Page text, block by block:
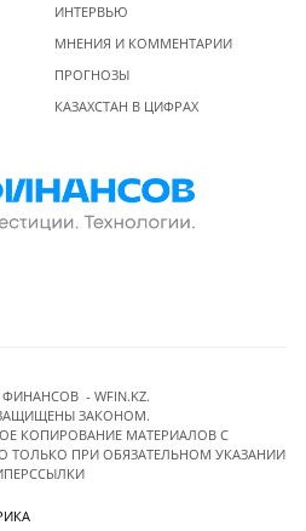
ИНТЕРВЬЮ
МНЕНИЯ И КОММЕНТАРИИ
ПРОГНОЗЫ
КАЗАХСТАН В ЦИФРАХ
- WFIN.KZ.
ЗАКОНОМ.
КОПИРОВАНИЕ МАТЕРИАЛОВ C
ТОЛЬКО ПРИ ОБЯЗАТЕЛЬНОМ УКАЗАНИИ